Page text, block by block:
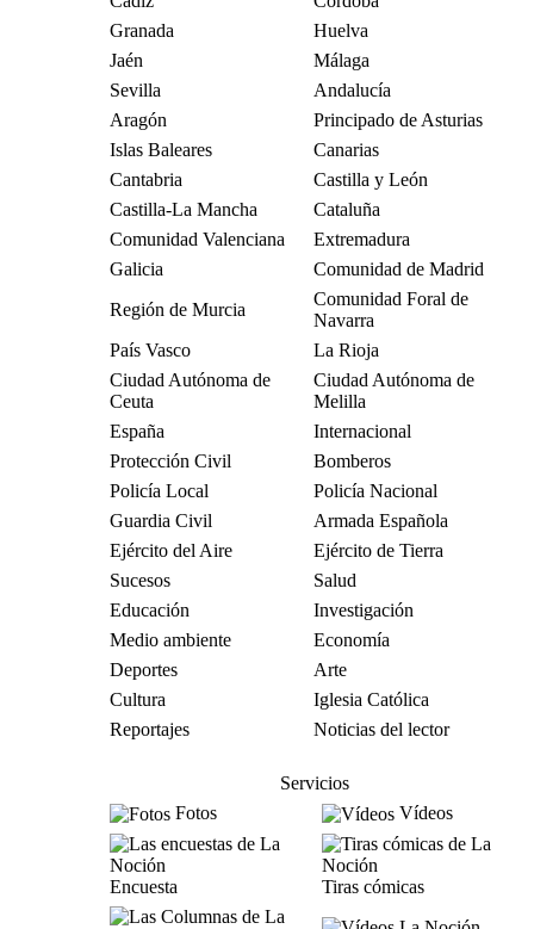
Granada
Huelva
Jaén
Málaga
Sevilla
Andalucía
Aragón
Principado de Asturias
Islas Baleares
Canarias
Cantabria
Castilla y León
Castilla-La Mancha
Cataluña
Comunidad Valenciana
Extremadura
Galicia
Comunidad de Madrid
Región de Murcia
Comunidad Foral de
Navarra
País Vasco
La Rioja
Ciudad Autónoma de
Ceuta
Ciudad Autónoma de
Melilla
España
Internacional
Protección Civil
Bomberos
Policía Local
Policía Nacional
Guardia Civil
Armada Española
Ejército del Aire
Ejército de Tierra
Sucesos
Salud
Educación
Investigación
Medio ambiente
Economía
Deportes
Arte
Cultura
Iglesia Católica
Reportajes
Noticias del lector
Servicios
Fotos
Vídeos
Encuesta Tiras cómicas